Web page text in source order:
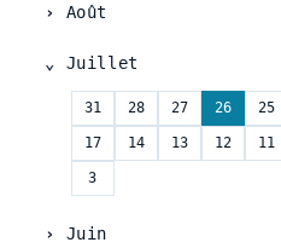
Août
Juillet
31 28 27 26 25
17 14 13 12 11
3
Juin